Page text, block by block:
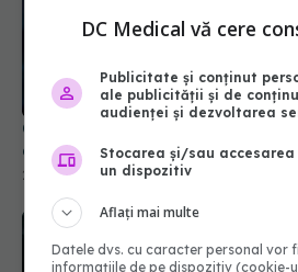
COVID, impact asupra
21 aug 2024, 12:59
DC Medical vă cere
Publicitate și conținut
ale publicității și de
audienței și dezvoltarea
Stocarea și/sau
un dispozitiv
Aflați mai multe
Datele dvs. cu caracter personal vor
informațiile de pe dispozitiv (cookie-